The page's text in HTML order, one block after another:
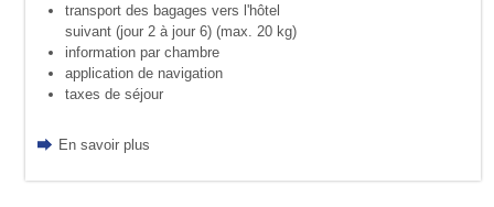
transport des bagages vers l'hôtel
suivant (jour 2 à jour 6) (max. 20 kg)
information par chambre
application de navigation
taxes de séjour
En savoir plus